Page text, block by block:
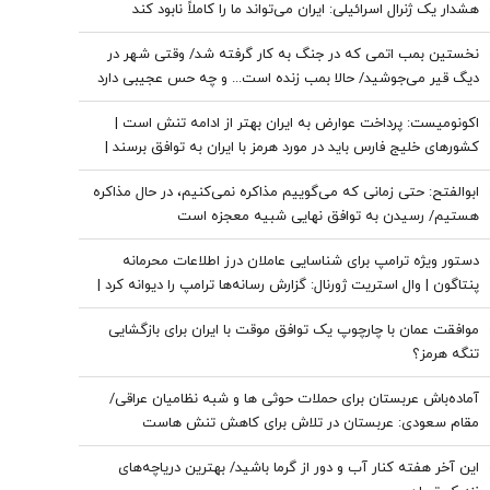
هشدار یک ژنرال اسرائیلی: ایران می‌تواند ما را کاملاً نابود کند
نخستین بمب اتمی که در جنگ به کار گرفته شد/ وقتی شهر در
دیگ قیر می‌جوشید/ حالا بمب زنده است... و چه حس عجیبی دارد
که پشت سر تو باشد
اکونومیست: پرداخت عوارض به ایران بهتر از ادامه تنش است |
کشورهای خلیج فارس باید در مورد هرمز با ایران به توافق برسند |
اعراب در مخمصهِ ترامپ گرفتار شده‌اند
ابوالفتح: حتی زمانی که می‌گوییم مذاکره نمی‌کنیم، در حال مذاکره
هستیم/ رسیدن به توافق نهایی شبیه معجزه است
دستور ویژه ترامپ برای شناسایی عاملان درز اطلاعات محرمانه
پنتاگون | وال استریت ژورنال: گزارش رسانه‌ها ترامپ را دیوانه کرد |
ایران جسورتر می شود اگر...
موافقت عمان با چارچوپ یک توافق موقت با ایران برای بازگشایی
تنگه هرمز؟
آماده‌باش عربستان برای حملات حوثی ها و شبه نظامیان عراقی/
مقام سعودی: عربستان در تلاش برای کاهش تنش هاست
این آخر هفته کنار آب و دور از گرما باشید/ بهترین دریاچه‌های